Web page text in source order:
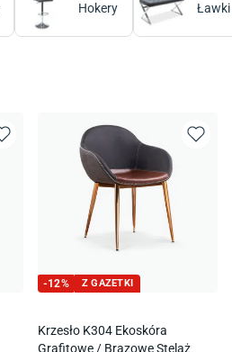
Hokery Ławki
-12% Z GAZETKI
Krzesło K304 Ekoskóra
Grafitowe / Brązowe Stelaż